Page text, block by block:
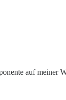
auf meiner